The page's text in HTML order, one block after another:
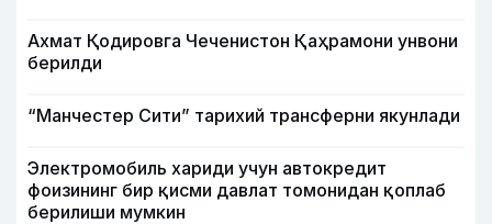
Ахмат Қодировга Чеченистон Қаҳрамони унвони
берилди
“Манчестер Сити” тарихий трансферни якунлади
Электромобиль хариди учун автокредит
фоизининг бир қисми давлат томонидан қоплаб
берилиши мумкин